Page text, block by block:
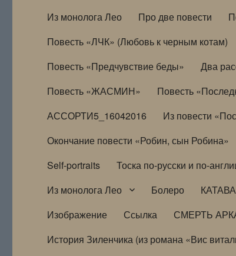
Из монолога Лео
Про две повести
Повесть «ЛЧК» (Любовь к черным котам)
Повесть «Предчувствие беды»
Два
Повесть «ЖАСМИН»
Повесть
АССОРТИ5_16042016
Из повести
Окончание повести «Робин, сын Робина»
Self-portraits
Тоска по-русски и по-
Из монолога Лео
Болеро
Изображение
Ссылка СМЕРТЬ
История Зиленчика (из романа «Вис